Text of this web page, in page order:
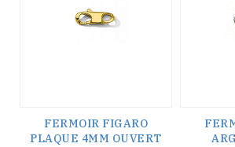
FERMOIR FIGARO
PLAQUE 4MM OUVERT